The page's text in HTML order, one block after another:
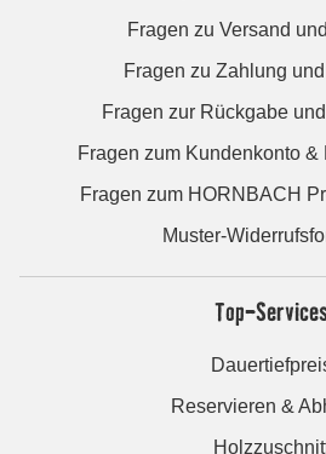
Fragen zu Versand
Fragen zu Zahlung
Fragen zur Rückgabe
Fragen zum Kundenkonto &
Fragen zum HORNBACH
Muster-
Top-
Reservieren &